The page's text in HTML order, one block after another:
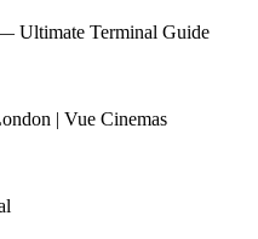
Ultimate Terminal Guide
| Vue Cinemas